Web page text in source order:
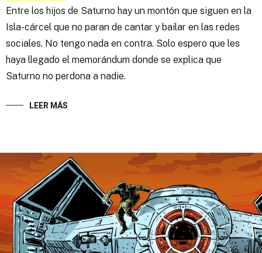
Entre los hijos de Saturno hay un montón que siguen en la
Isla-cárcel que no paran de cantar y bailar en las redes
sociales. No tengo nada en contra. Solo espero que les
haya llegado el memorándum donde se explica que
Saturno no perdona a nadie.
LEER MÁS